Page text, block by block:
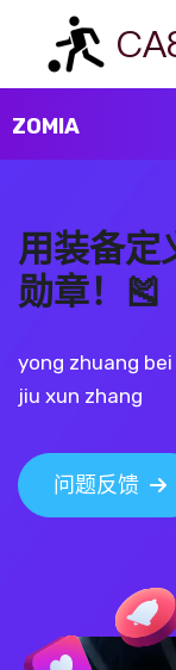
用装备定
勋章！🎽
yong zhuang
jiu xun zhang
问题反馈